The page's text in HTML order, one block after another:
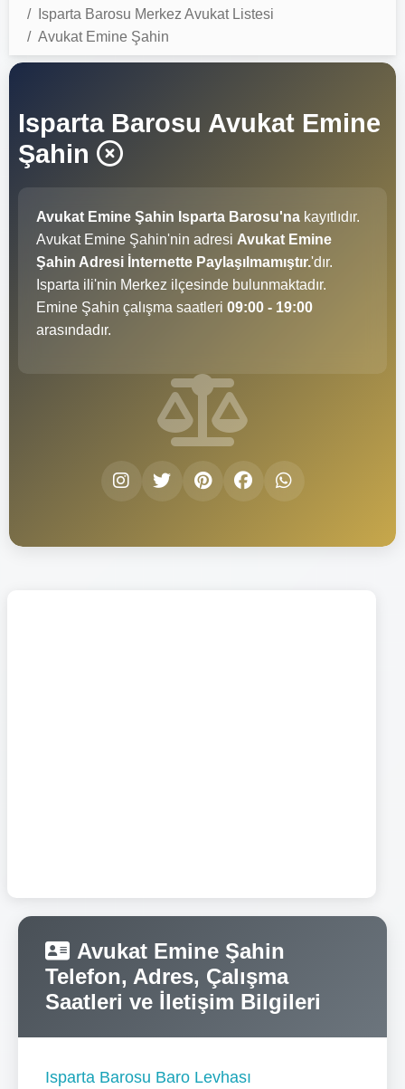
Isparta Barosu Merkez Avukat Listesi
Avukat Emine Şahin
Isparta Barosu Avukat Emine
Şahin
Avukat Emine Şahin Isparta Barosu'na kayıtlıdır.
Avukat Emine Şahin'nin adresi Avukat Emine
Şahin Adresi İnternette Paylaşılmamıştır.'dır.
Isparta ili'nin Merkez ilçesinde bulunmaktadır.
Emine Şahin çalışma saatleri 09:00 - 19:00
arasındadır.
Avukat Emine Şahin
Telefon, Adres, Çalışma
Saatleri ve İletişim Bilgileri
Isparta Barosu Baro Levhası